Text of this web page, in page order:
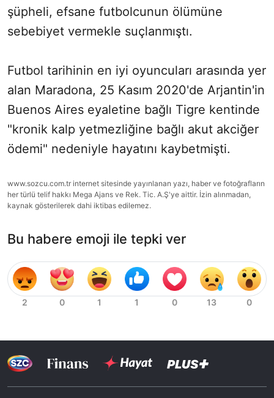
şüpheli, efsane futbolcunun ölümüne
sebebiyet vermekle suçlanmıştı.
Futbol tarihinin en iyi oyuncuları arasında yer
alan Maradona, 25 Kasım 2020'de Arjantin'in
Buenos Aires eyaletine bağlı Tigre kentinde
"kronik kalp yetmezliğine bağlı akut akciğer
ödemi" nedeniyle hayatını kaybetmişti.
www.sozcu.com.tr internet sitesinde yayınlanan yazı, haber ve fotoğrafların
her türlü telif hakkı Mega Ajans ve Rek. Tic. A.Ş'ye aittir. İzin alınmadan,
kaynak gösterilerek dahi iktibas edilemez.
Bu habere emoji ile tepki ver